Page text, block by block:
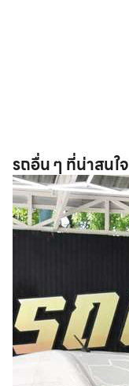
รถอื่น ๆ ที่น่าสนใจ